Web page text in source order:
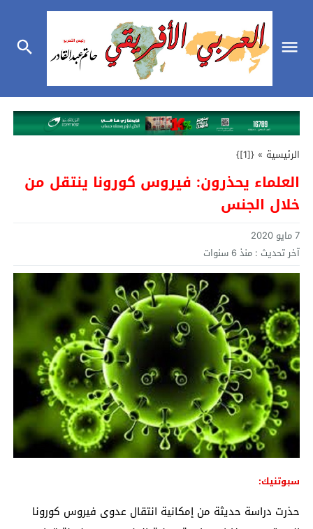
الرئيسية »
{[1]}
العلماء يحذرون: فيروس كورونا ينتقل من
خلال الجنس
7 مايو 2020
آخر تحديث : منذ 6 سنوات
سبوتنيك:
حذرت دراسة حديثة من إمكانية انتقال عدوى فيروس كورونا